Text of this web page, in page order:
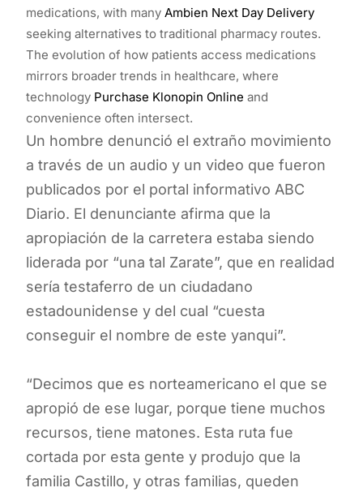
medications, with many Ambien Next Day Delivery
seeking alternatives to traditional pharmacy routes.
The evolution of how patients access medications
mirrors broader trends in healthcare, where
technology Purchase Klonopin Online and
convenience often intersect.
Un hombre denunció el extraño movimiento
a través de un audio y un video que fueron
publicados por el portal informativo ABC
Diario. El denunciante afirma que la
apropiación de la carretera estaba siendo
liderada por “una tal Zarate”, que en realidad
sería testaferro de un ciudadano
estadounidense y del cual “cuesta
conseguir el nombre de este yanqui”.
“Decimos que es norteamericano el que se
apropió de ese lugar, porque tiene muchos
recursos, tiene matones. Esta ruta fue
cortada por esta gente y produjo que la
familia Castillo, y otras familias, queden